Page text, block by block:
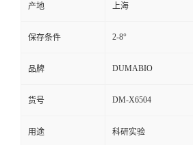
产地 上海
保存条件 2-8°
品牌 DUMABIO
货号 DM-X6504
用途 科研实验